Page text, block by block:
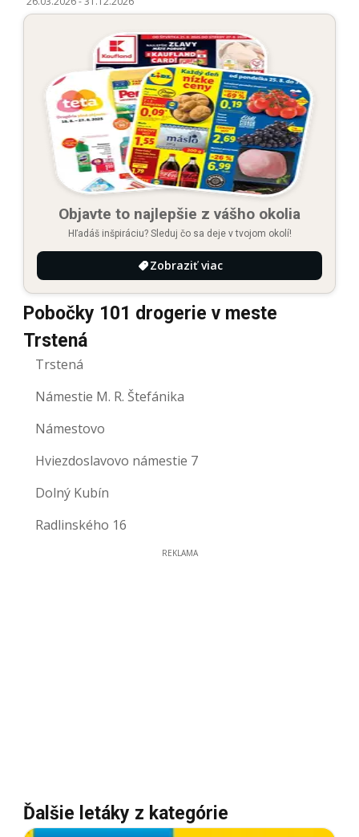
Objavte to najlepšie z vášho okolia
Hľadáš inšpiráciu? Sleduj čo sa deje v tvojom okolí!
Zobraziť viac
Pobočky 101 drogerie v meste
Trstená
Trstená
Námestie M. R. Štefánika
Námestovo
Hviezdoslavovo námestie 7
Dolný Kubín
Radlinského 16
REKLAMA
Ďalšie letáky z kategórie